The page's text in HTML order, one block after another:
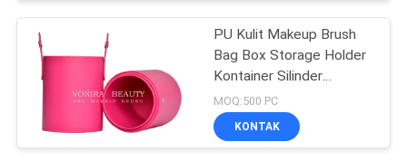
Set Kuas Rias
Profesional
25
PU Kulit Makeup Brush
Bag Box Storage Holder
Kontainer Silinder
Kosmetik Portable
MOQ:500 PC
KONTAK